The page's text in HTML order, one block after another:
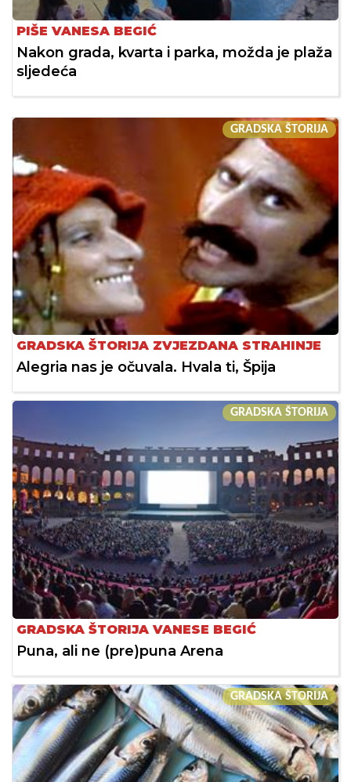
PIŠE VANESA BEGIĆ
Nakon grada, kvarta i parka, možda je plaža
sljedeća
GRADSKA ŠTORIJA
GRADSKA ŠTORIJA ZVJEZDANA STRAHINJE
Alegria nas je očuvala. Hvala ti, Špija
GRADSKA ŠTORIJA
GRADSKA ŠTORIJA VANESE BEGIĆ
Puna, ali ne (pre)puna Arena
GRADSKA ŠTORIJA